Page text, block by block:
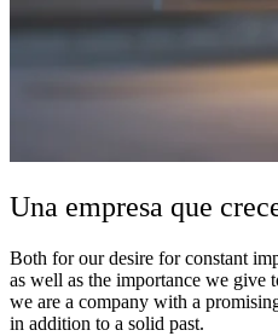
Una empresa que
Both for our desire for constant
as well as the importance we give
we are a company with a
in addition to a solid past.